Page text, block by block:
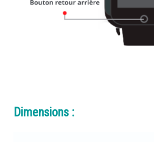
Dimensions :